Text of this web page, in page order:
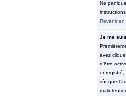
Ne
Revenir en
Je me
avez
d'être
enregistré,
sûr que